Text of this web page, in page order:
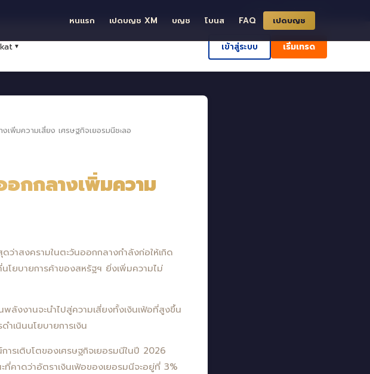
หนแรก เปดบญช XM บญช โบนส FAQ เปดบญช
ð ค้นหา ศูนย์ช่วยเหลือ
▼ เข้าสู่ระบบ เริ่มเทรด
เพิ่มความเสี่ยง เศรษฐกิจเยอรมนีชะลอ
กกลางเพิ่มความ
ว่าสงครามในตะวันออกกลางกำลังก่อให้เกิด
โยบายการค้าของสหรัฐฯ ยิ่งเพิ่มความไม่
ลังงานจะนำไปสู่ความเสี่ยงทั้งเงินเฟ้อที่สูงขึ้น
ำเนินนโยบายการเงิน
รเติบโตของเศรษฐกิจเยอรมนีในปี 2026
าดว่าอัตราเงินเฟ้อของเยอรมนีจะอยู่ที่ 3%